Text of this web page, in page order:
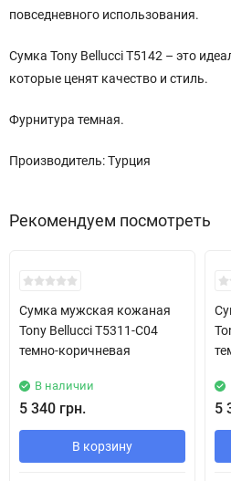
повседневного использования.
Сумка Tony Bellucci T5142 – это
которые ценят качество и стиль.
Фурнитура темная.
Производитель: Турция
Рекомендуем посмотреть
New!
Сумка мужская кожаная
Tony Bellucci T5311-C04
темно-коричневая
В наличии
5 340 грн.
В корзину
5